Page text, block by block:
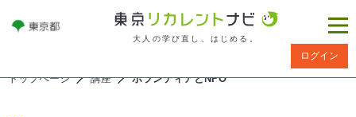
大人の学び直し、はじめる。
ログイン
トップページ 講座 ボランティアとNPO